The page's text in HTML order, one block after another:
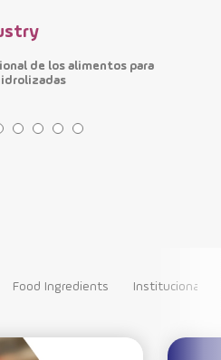
de los alimentos para
Food Ingredients Institucional